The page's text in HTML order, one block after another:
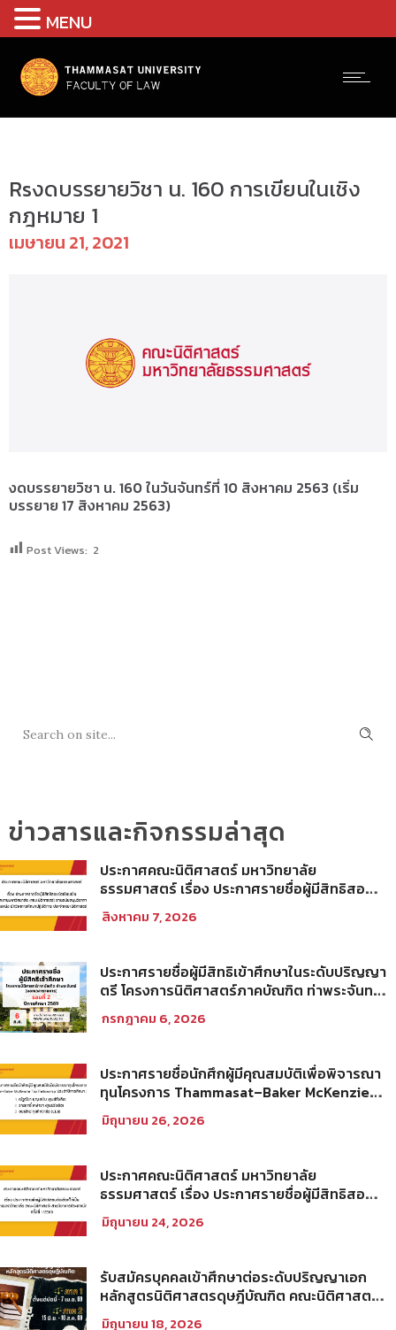
Rsงดบรรยายวิชา น. 160 การเขียนในเชิง
กฎหมาย 1
เมษายน 21, 2021
งดบรรยายวิชา น. 160ในวันจันทร์ที่ 10 สิงหาคม 2563 (เริ่ม
บรรยาย 17 สิงหาคม 2563)
Post Views: 2
ข่าวสารและกิจกรรมล่าสุด
ประกาศคณะนิติศาสตร์ มหาวิทยาลัย
ธรรมศาสตร์ เรื่อง ประกาศรายชื่อผู้มีสิทธิสอบ
ข้อเขียนเป็น พนักงานมหาวิทยาลัย (คณะ
นิติศาสตร์) สายสนับสนุนวิชาการ ตำแหน่ง นัก
สิงหาคม 7, 2026
ประกาศรายชื่อผู้มีสิทธิเข้าศึกษาในระดับปริญญา
ตรี โครงการนิติศาสตร์ภาคบัณฑิต ท่าพระจันทร์
ศึกษา 2569 รอบที่ 2
กรกฎาคม 6, 2026
ประกาศรายชื่อนักศึกผู้มีคุณสมบัติเพื่อพิจารณา
ทุนโครงการ Thammasat–Baker McKenzie
Tax Fellowship ประจำปีการศึกษา 2569
มิถุนายน 26, 2026
ประกาศคณะนิติศาสตร์ มหาวิทยาลัย
ธรรมศาสตร์ เรื่อง ประกาศรายชื่อผู้มีสิทธิสอบ
คัดเลือกให้เป็นพนักงานมหาวิทยาลัย (คณะ
นิติศาสตร์) สายวิชาการประเภทนักวิจัย ครั้งที่
มิถุนายน 24, 2026
รับสมัครบุคคลเข้าศึกษาต่อระดับปริญญาเอก
หลักสูตรนิติศาสตรดุษฎีบัณฑิต คณะนิติศาสตร์
มหาวิทยาลัยธรรมศาสตร์ ประจำภาคการศึกษา
มิถุนายน 18, 2026
MENU